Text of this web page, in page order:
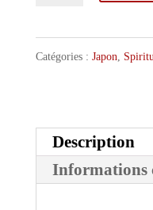
Harmony
Catégories : Japon
Description
Informations